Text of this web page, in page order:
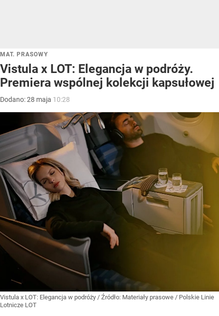
MAT. PRASOWY
Vistula x LOT: Elegancja w podróży.
Premiera wspólnej kolekcji kapsułowej
Dodano:28 maja 10:28
Vistula x LOT: Elegancja w podróży / Źródło: Materiały prasowe / Polskie Linie
Lotnicze LOT